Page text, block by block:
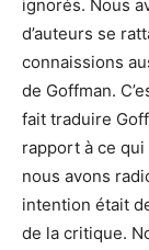
ignorés. Nous
d’auteurs se
connaissions
de Goffman.
fait traduire
rapport à ce
nous avons
intention était
de la critique.